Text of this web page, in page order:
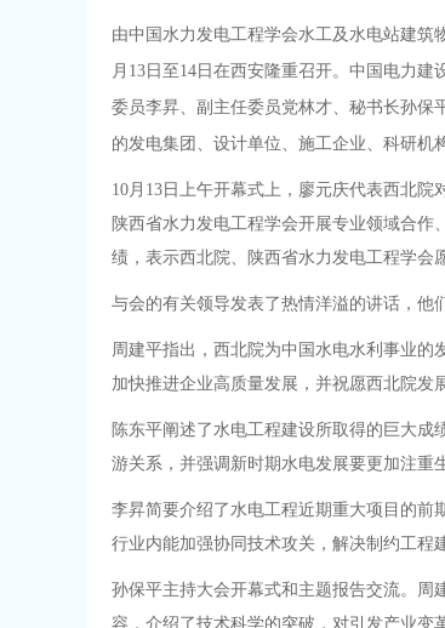
由中国水力发电工程学会水工及水电站建筑
月13日至14日在西安隆重召开。中国电力
委员李昇、副主任委员党林才、秘书长孙保
的发电集团、设计单位、施工企业、科研机
10月13日上午开幕式上，廖元庆代表西北
陕西省水力发电工程学会开展专业领域合
绩，表示西北院、陕西省水力发电工程学会
与会的有关领导发表了热情洋溢的讲话，他
周建平指出，西北院为中国水电水利事业的
加快推进企业高质量发展，并祝愿西北院发
陈东平阐述了水电工程建设所取得的巨大
游关系，并强调新时期水电发展要更加注重
李昇简要介绍了水电工程近期重大项目的前
行业内能加强协同技术攻关，解决制约工程
孙保平主持大会开幕式和主题报告交流。周
容，介绍了技术科学的突破，对引发产业变